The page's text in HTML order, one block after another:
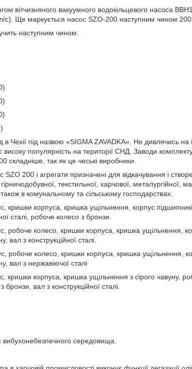
вітчизняного вакуумного водокільцевого насоса
с). Ще маркується насос SZO-200 наступним чином
наступним чином:
Чехії під назвою «SIGMA ZAVADKA». Не дивлячись
популярність на території СНД. Заводи
складніше, так як це чеські виробники.
200 і агрегати призначені для відкачування і
текстильної, харчової, металургійної,
в комунальному та сільському господарствах.
корпуса, кришка ущільнення, корпус
сталі, робоче колесо з бронзи.
робоче колесо, кришки корпуса, кришка ущільнення,
вал з конструкційної сталі.
робоче колесо, кришки корпуса, кришка ущільнення,
вал з нержавіючої сталі
корпуса, кришка ущільнення з сірого чавуну,
бронзи, вал з конструкційної сталі.
середовища.